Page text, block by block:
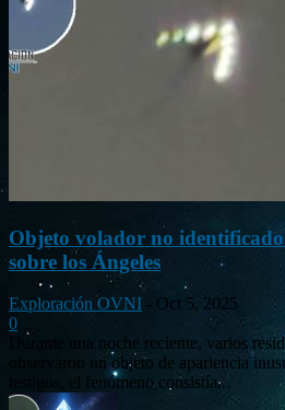
Objeto volador no
sobre los Ángeles
Exploración OVNI - Oct 5, 2025
0
Durante una noche reciente, varios
observaron un objeto de apariencia
testigos, el fenómeno consistía...